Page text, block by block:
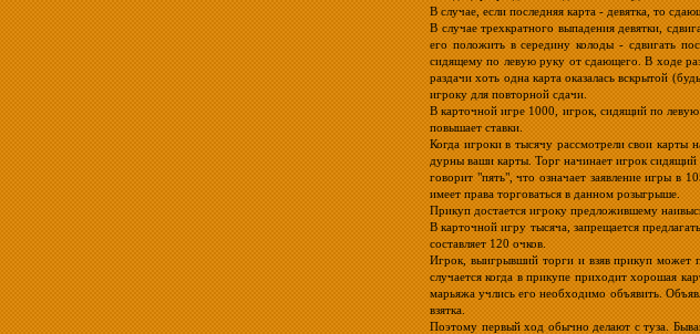
В случае, если последняя карта - девятка, то
В случае трехкратного выпадения девятки,
его положить в середину колоды - сдвигать
сидящему по левую руку от сдающего. В ходе
раздачи хоть одна карта оказалась вскрытой
игроку для повторной сдачи.
В карточной игре 1000, игрок, сидящий по левую
повышает ставки.
Когда игроки в тысячу рассмотрели свои карты
дурны ваши карты. Торг начинает игрок
говорит "пять", что означает заявление игры в
имеет права торговаться в данном розыгрыше.
Прикуп достается игроку предложившему
В карточной игру тысяча, запрещается
составляет 120 очков.
Игрок, выигрывший торги и взяв прикуп может
случается когда в прикупе приходит хорошая
марьяжа учлись его необходимо объявить.
взятка.
Поэтому первый ход обычно делают с туза.